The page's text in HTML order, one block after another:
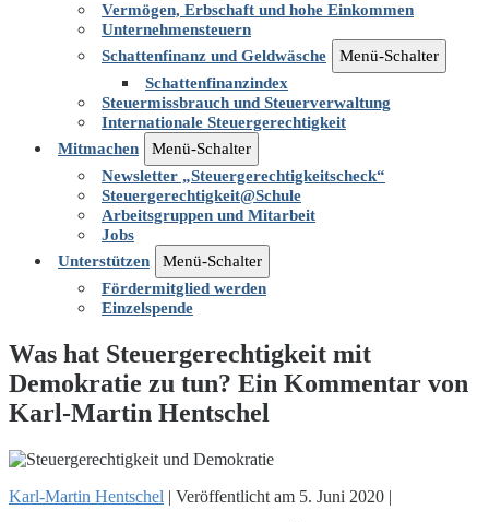
Vermögen, Erbschaft und hohe Einkommen
Unternehmensteuern
Schattenfinanz und Geldwäsche
Menü-Schalter
Schattenfinanzindex
Steuermissbrauch und Steuerverwaltung
Internationale Steuergerechtigkeit
Mitmachen
Menü-Schalter
Newsletter „Steuergerechtigkeitscheck“
Steuergerechtigkeit@Schule
Arbeitsgruppen und Mitarbeit
Jobs
Unterstützen
Menü-Schalter
Fördermitglied werden
Einzelspende
Was hat Steuergerechtigkeit mit
Demokratie zu tun? Ein Kommentar von
Karl-Martin Hentschel
Karl-Martin Hentschel | Veröffentlicht am 5. Juni 2020 |